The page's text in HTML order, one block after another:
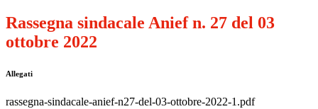
Rassegna sindacale Anief n. 27 del 03
ottobre 2022
Allegati
rassegna-sindacale-anief-n27-del-03-ottobre-2022-1.pdf